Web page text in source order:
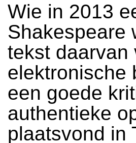
Wie in 2013
Shakespeare
tekst daarvan
elektronische
een goede
authentieke
plaatsvond in